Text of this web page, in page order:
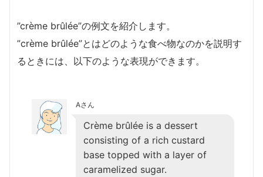
”crème brûlée”の例文を紹介します。
”crème brûlée”とはどのような食べ物なのかを説明す
るときには、以下のような表現ができます。
Aさん
Crème brûlée is a dessert
consisting of a rich custard
base topped with a layer of
caramelized sugar.